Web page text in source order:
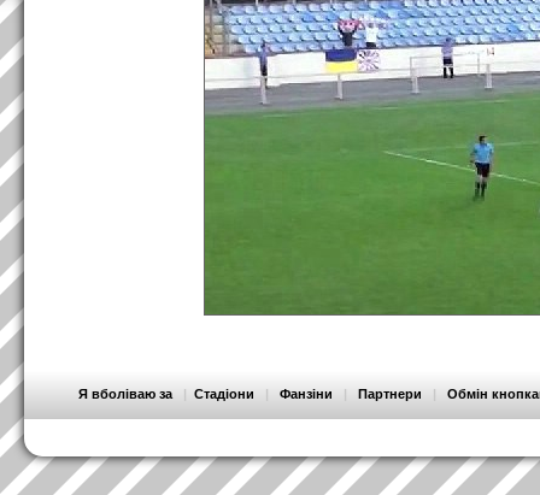
Я вболіваю за | Стадіони | Фанзіни | Партнери | Обмін